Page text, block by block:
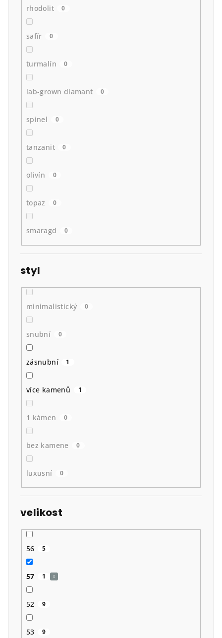
rhodolit 0
safír 0
turmalín 0
lab-grown diamant 0
spinel 0
tanzanit 0
olivín 0
topaz 0
smaragd 0
styl
minimalistický 0
snubní 0
zásnubní 1
více kamenů 1
1 kámen 0
bez kamene 0
luxusní 0
velikost
56 5
57 1
52 9
53 9